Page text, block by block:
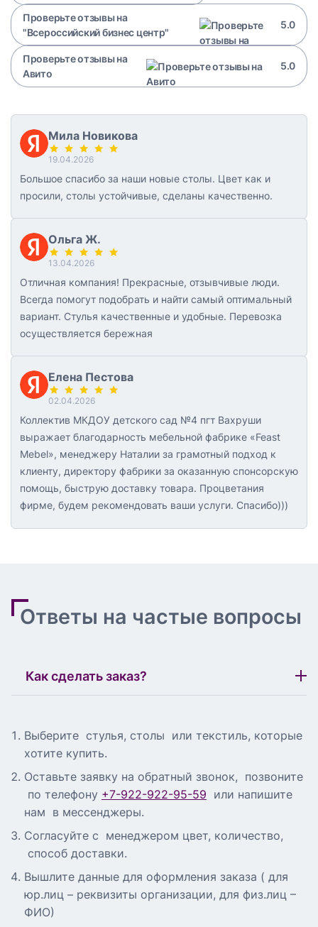
Проверьте отзывы на
"Всероссийский бизнес центр"
5.0
Проверьте отзывы на
Авито
5.0
Мила Новикова
19.04.2026
Большое спасибо за наши новые столы. Цвет как и
просили, столы устойчивые, сделаны качественно.
Ольга Ж.
13.04.2026
Отличная компания! Прекрасные, отзывчивые люди.
Всегда помогут подобрать и найти самый оптимальный
вариант. Стулья качественные и удобные. Перевозка
осуществляется бережная
Елена Пестова
02.04.2026
Коллектив МКДОУ детского сад №4 пгт Вахруши
выражает благодарность мебельной фабрике «Feast
Mebel», менеджеру Наталии за грамотный подход к
клиенту, директору фабрики за оказанную спонсорскую
помощь, быструю доставку товара. Процветания
фирме, будем рекомендовать ваши услуги. Спасибо)))
Ответы на частые вопросы
Как сделать заказ?
Выберите стулья, столы или текстиль, которые
хотите купить.
Оставьте заявку на обратный звонок, позвоните
по телефону +7-922-922-95-59 или напишите
нам в мессенджеры.
Согласуйте с менеджером цвет, количество,
способ доставки.
Вышлите данные для оформления заказа ( для
юр.лиц – реквизиты организации, для физ.лиц –
ФИО)